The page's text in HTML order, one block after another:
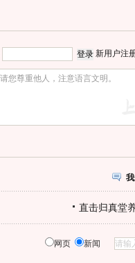
新用户注
直击归真堂
网页 新闻